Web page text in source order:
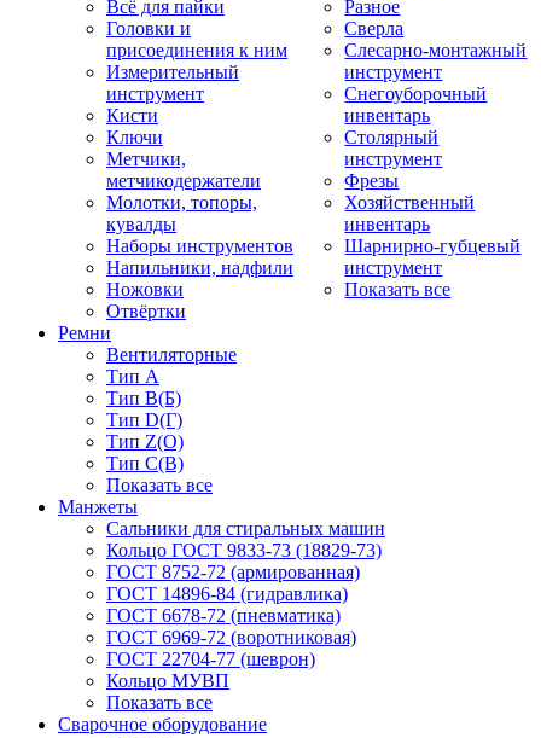
Всё для пайки
Головки и
присоединения к ним
Измерительный
инструмент
Кисти
Ключи
Метчики,
метчикодержатели
Молотки, топоры,
кувалды
Наборы инструментов
Напильники, надфили
Ножовки
Отвёртки
Разное
Сверла
Слесарно-монтажный
инструмент
Снегоуборочный
инвентарь
Столярный
инструмент
Фрезы
Хозяйственный
инвентарь
Шарнирно-губцевый
инструмент
Показать все
Ремни
Вентиляторные
Тип A
Тип B(Б)
Тип D(Г)
Тип Z(O)
Тип С(В)
Показать все
Манжеты
Сальники для стиральных машин
Кольцо ГОСТ 9833-73 (18829-73)
ГОСТ 8752-72 (армированная)
ГОСТ 14896-84 (гидравлика)
ГОСТ 6678-72 (пневматика)
ГОСТ 6969-72 (воротниковая)
ГОСТ 22704-77 (шеврон)
Кольцо МУВП
Показать все
Сварочное оборудование